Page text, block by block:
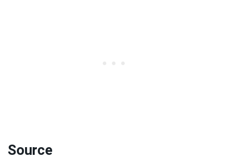
Source